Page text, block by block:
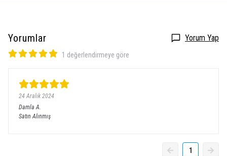
Yorumlar Yorum Yap
1 değerlendirmeye göre
24 Aralık 2024
Damla A.
Satın Alınmış
1